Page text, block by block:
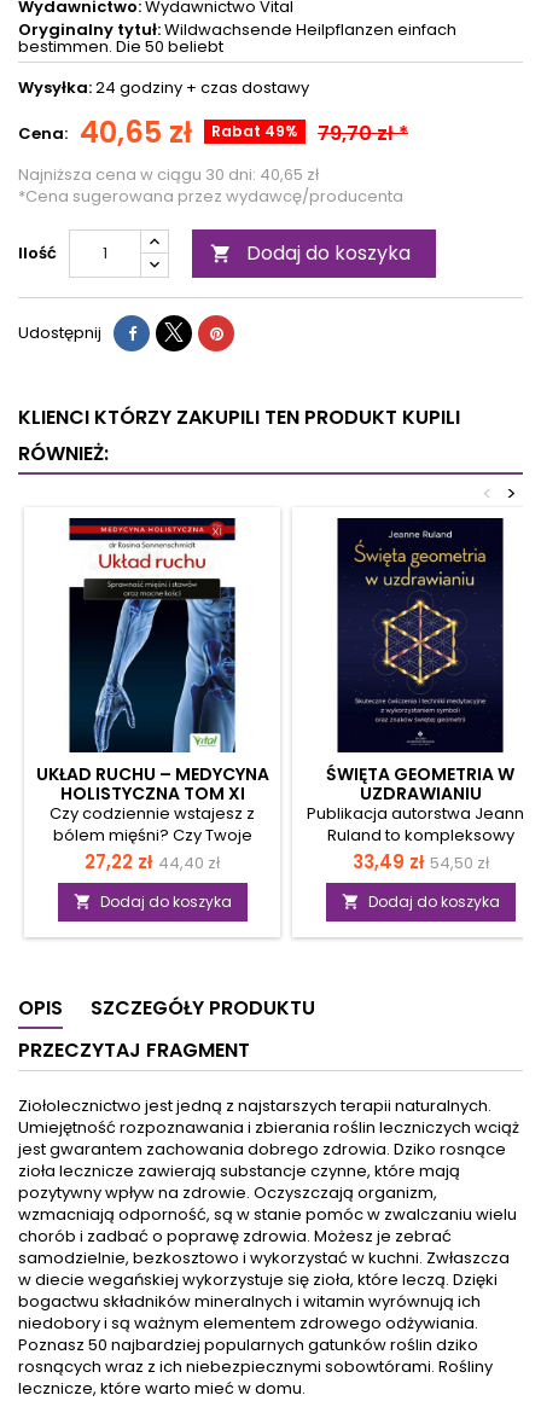
Wydawnictwo:Wydawnictwo Vital
Oryginalny tytuł:Wildwachsende Heilpflanzen einfach
bestimmen. Die 50 beliebt
Wysyłka:24 godziny + czas dostawy
Cena: 40,65 zł Rabat 49% 79,70 zł *
Najniższa cena w ciągu 30 dni: 40,65 zł
*Cena sugerowana przez wydawcę/producenta
Ilość  Dodaj do koszyka
Udostępnij
KLIENCI KTÓRZY ZAKUPILI TEN PRODUKT KUPILI
RÓWNIEŻ:
>
<
UKŁAD RUCHU – MEDYCYNA
HOLISTYCZNA TOM XI
Czy codziennie wstajesz z
bólem mięśni? Czy Twoje
stawy wymagają
kilkuminutowej gimnastyki,
zanim zaczną normalnie
funkcjonować? Ta publikacja
pomoże Ci to zmienić.
stawów, mięśni, powięzi czy
kości. Odkryjesz naturalne
metody na ich pokonanie.
Poznasz zalety ćwiczeń tai
chi, qigong albo spacerów
czy jazdy na rowerze.
Pomoże Ci w tym
homeopatia, naturopatia,
techniki oddechowe, dieta i
ćwiczenia. Ponieważ
problemy ze stawami
obejmują złogi, a...
Cena
27,22 zł Cena
podstawowa
44,40 zł
 Dodaj do koszyka
ŚWIĘTA GEOMETRIA W
UZDRAWIANIU
Publikacja autorstwa Jeanne
Ruland to kompleksowy
poradnik, dzięki któremu
poznasz terapie z
wykorzystaniem
uzdrawiających symboli.
Nauczysz się, jak skutecznie
oraz swoje otoczenie
wykorzystując przy tym pole
wirowe. Sprawisz, że twój
rozwój osobisty nabierze
zupełnie nowego znaczenia.
W książce znajdziesz proste
ćwiczenia z wykorzystaniem
medytacji, pola torusa,...
Cena
33,49 zł Cena
54,50 zł
 Dodaj do koszyka
OPIS
SZCZEGÓŁY PRODUKTU
PRZECZYTAJ FRAGMENT
Ziołolecznictwo jest jedną z najstarszych terapii naturalnych.
Umiejętność rozpoznawania i zbierania roślin leczniczych wciąż
jest gwarantem zachowania dobrego zdrowia. Dziko rosnące
zioła lecznicze zawierają substancje czynne, które mają
pozytywny wpływ na zdrowie. Oczyszczają organizm,
wzmacniają odporność, są w stanie pomóc w zwalczaniu wielu
chorób i zadbać o poprawę zdrowia. Możesz je zebrać
samodzielnie, bezkosztowo i wykorzystać w kuchni. Zwłaszcza
w diecie wegańskiej wykorzystuje się zioła, które leczą. Dzięki
bogactwu składników mineralnych i witamin wyrównują ich
niedobory i są ważnym elementem zdrowego odżywiania.
Poznasz 50 najbardziej popularnych gatunków roślin dziko
rosnących wraz z ich niebezpiecznymi sobowtórami. Rośliny
lecznicze, które warto mieć w domu.